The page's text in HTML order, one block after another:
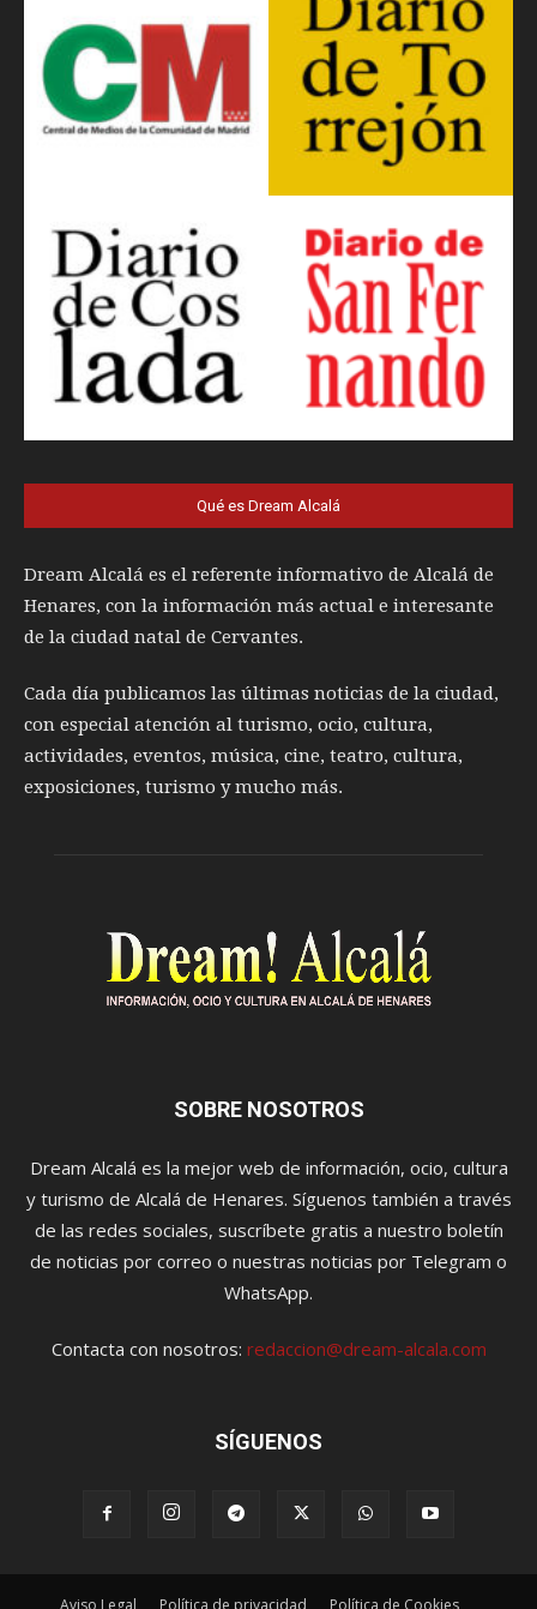
Qué es Dream Alcalá
Dream Alcalá es el referente informativo de Alcalá de
Henares, con la información más actual e interesante
de la ciudad natal de Cervantes.
Cada día publicamos las últimas noticias de la ciudad,
con especial atención al turismo, ocio, cultura,
actividades, eventos, música, cine, teatro, cultura,
exposiciones, turismo y mucho más.
SOBRE NOSOTROS
Dream Alcalá es la mejor web de información, ocio, cultura
y turismo de Alcalá de Henares. Síguenos también a través
de las redes sociales, suscríbete gratis a nuestro boletín
de noticias por correo o nuestras noticias por Telegram o
WhatsApp.
Contacta con nosotros: redaccion@dream-alcala.com
SÍGUENOS
Aviso Legal Política de privacidad Política de Cookies